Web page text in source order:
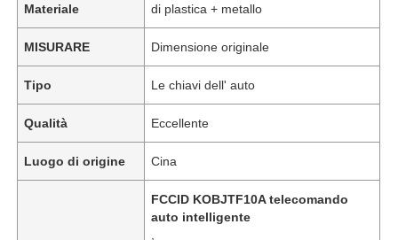
Materiale di plastica + metallo
MISURARE Dimensione originale
Tipo Le chiavi dell' auto
Qualità Eccellente
Luogo di origine Cina
FCCID KOBJTF10A telecomando
auto intelligente